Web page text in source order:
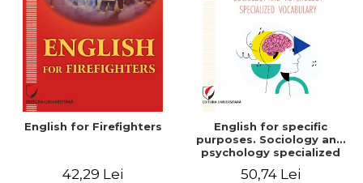
English for Firefighters
42,29 Lei
English for specific
purposes. Sociology and
psychology specialized
50,74 Lei